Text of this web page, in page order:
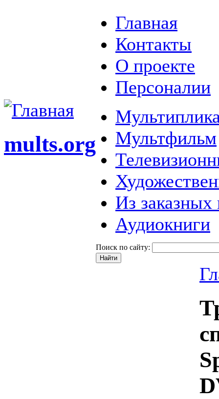
mults.org
Главная
Контакты
О проекте
Персоналии
Мультфильм
Из заказных
Аудиокниги
Поиск по сайту: